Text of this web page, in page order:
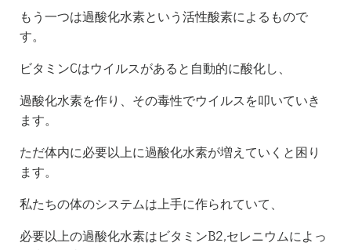
もう一つは過酸化水素という活性酸素によるもので
す。
ビタミンCはウイルスがあると自動的に酸化し、
過酸化水素を作り、その毒性でウイルスを叩いていき
ます。
ただ体内に必要以上に過酸化水素が増えていくと困り
ます。
私たちの体のシステムは上手に作られていて、
必要以上の過酸化水素はビタミンB2,セレニウムによっ